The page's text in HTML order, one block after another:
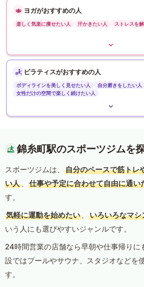
ヨガがおすすめの人
楽しく気楽に痩せたい人 汗かきたい人 ストレスを
ピラティスがおすすめの人
ボディラインを美しく見せたい人
自分磨きをしたい人
女性だけの空間で楽しく続けたい人
錦糸町駅のスポーツジムを
スポーツジムは、
自分のペースで筋トレ
い人 、 仕事や予定に合わせて自由に通い
す。
気軽に運動を始めたい 、 いろいろなマ
いう人にも選びやすいジャンルです。
24時間営業の店舗なら早朝や仕事帰りに
設ではプールやサウナ、スタジオなどを
す。